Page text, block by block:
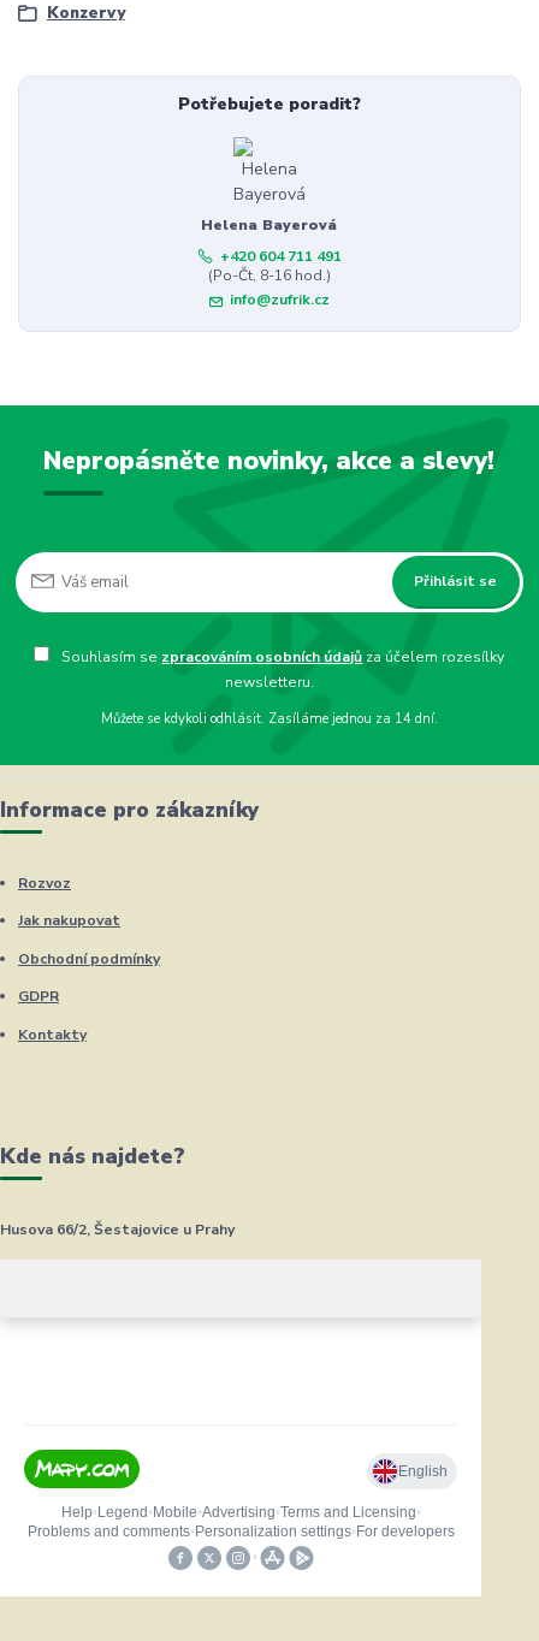
Konzervy
Potřebujete poradit?
Helena Bayerová
+420 604 711 491
(Po-Čt, 8-16 hod.)
info@zufrik.cz
Nepropásněte novinky, akce a slevy!
Přihlásit se
Souhlasím se zpracováním osobních údajů za účelem rozesílky
newsletteru.
Můžete se kdykoli odhlásit. Zasíláme jednou za 14 dní.
Informace pro zákazníky
Rozvoz
Jak nakupovat
Obchodní podmínky
GDPR
Kontakty
Kde nás najdete?
Husova 66/2, Šestajovice u Prahy